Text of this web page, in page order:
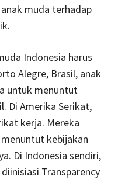
muda terhadap
Indonesia harus
Alegre, Brasil, anak
untuk menuntut
Di Amerika Serikat,
kerja. Mereka
kebijakan
Di Indonesia sendiri,
Transparency